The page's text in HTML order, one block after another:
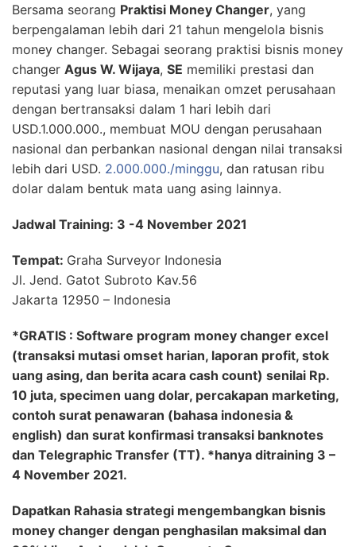
Bersama seorang Praktisi Money Changer, yang
berpengalaman lebih dari 21 tahun mengelola bisnis
money changer. Sebagai seorang praktisi bisnis money
changer Agus W. Wijaya, SE memiliki prestasi dan
reputasi yang luar biasa, menaikan omzet perusahaan
dengan bertransaksi dalam 1 hari lebih dari
USD.1.000.000., membuat MOU dengan perusahaan
nasional dan perbankan nasional dengan nilai transaksi
lebih dari USD. 2.000.000./minggu, dan ratusan ribu
dolar dalam bentuk mata uang asing lainnya.
Jadwal Training: 3 -4 November 2021
Tempat: Graha Surveyor Indonesia
Jl. Jend. Gatot Subroto Kav.56
Jakarta 12950 – Indonesia
*GRATIS : Software program money changer excel
(transaksi mutasi omset harian, laporan profit, stok
uang asing, dan berita acara cash count) senilai Rp.
10 juta, specimen uang dolar, percakapan marketing,
contoh surat penawaran (bahasa indonesia &
english) dan surat konfirmasi transaksi banknotes
dan Telegraphic Transfer (TT). *hanya ditraining 3 –
4 November 2021.
Dapatkan Rahasia strategi mengembangkan bisnis
money changer dengan penghasilan maksimal dan